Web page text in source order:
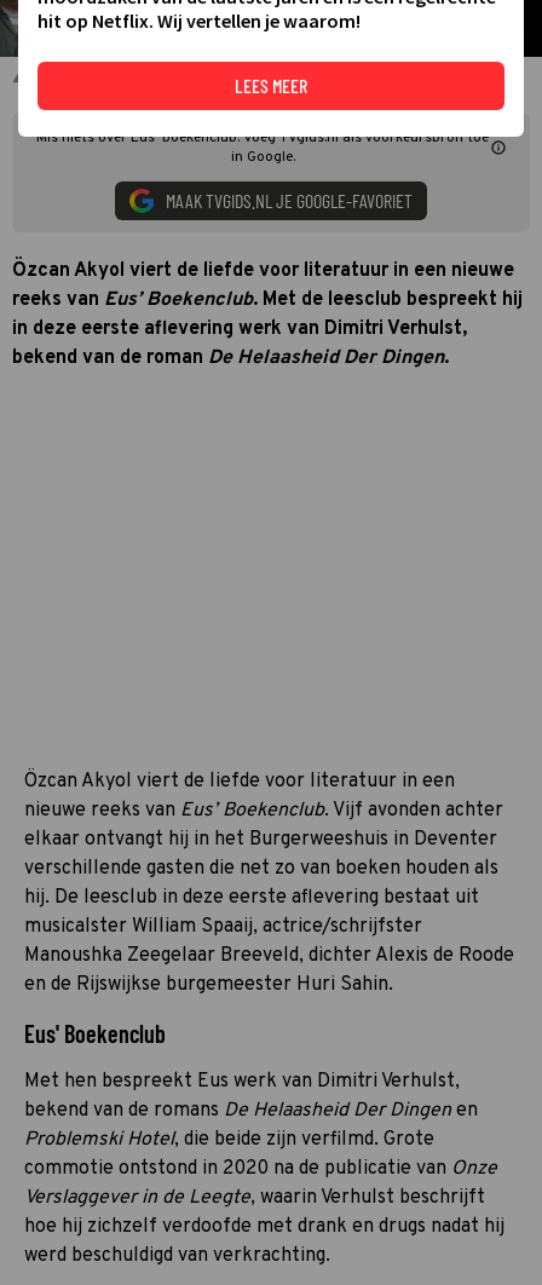
Eus
Mis niets over Eus' boekenclub. Voeg TVgids.nl als voorkeursbron toe
in Google.
MAAK TVGIDS.NL JE GOOGLE-FAVORIET
Özcan Akyol viert de liefde voor literatuur in een nieuwe
reeks van Eus’ Boekenclub. Met de leesclub bespreekt hij
in deze eerste aflevering werk van Dimitri Verhulst,
bekend van de roman De Helaasheid Der Dingen.
Özcan Akyol viert de liefde voor literatuur in een
nieuwe reeks van Eus’ Boekenclub. Vijf avonden achter
elkaar ontvangt hij in het Burgerweeshuis in Deventer
verschillende gasten die net zo van boeken houden als
hij. De leesclub in deze eerste aflevering bestaat uit
musicalster William Spaaij, actrice/schrijfster
Manoushka Zeegelaar Breeveld, dichter Alexis de Roode
en de Rijswijkse burgemeester Huri Sahin.
Eus' Boekenclub
Met hen bespreekt Eus werk van Dimitri Verhulst,
bekend van de romans De Helaasheid Der Dingen en
Problemski Hotel, die beide zijn verfilmd. Grote
commotie ontstond in 2020 na de publicatie van Onze
Verslaggever in de Leegte, waarin Verhulst beschrijft
hoe hij zichzelf verdoofde met drank en drugs nadat hij
werd beschuldigd van verkrachting.
hit op Netflix. Wij vertellen je waarom!
LEES MEER